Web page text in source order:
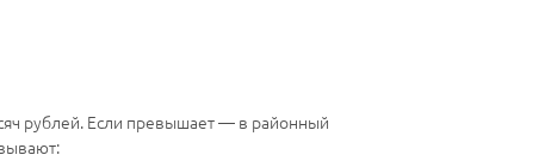
рублей. Если превышает — в районный